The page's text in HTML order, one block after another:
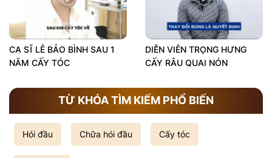
CA SĨ LÊ BẢO BÌNH SAU 1
NĂM CẤY TÓC
DIỄN VIÊN TRỌNG HƯNG
CẤY RÂU QUAI NÓN
TỪ KHÓA TÌM KIẾM PHỔ BIẾN
Hói đầu Chữa hói đầu Cấy tóc